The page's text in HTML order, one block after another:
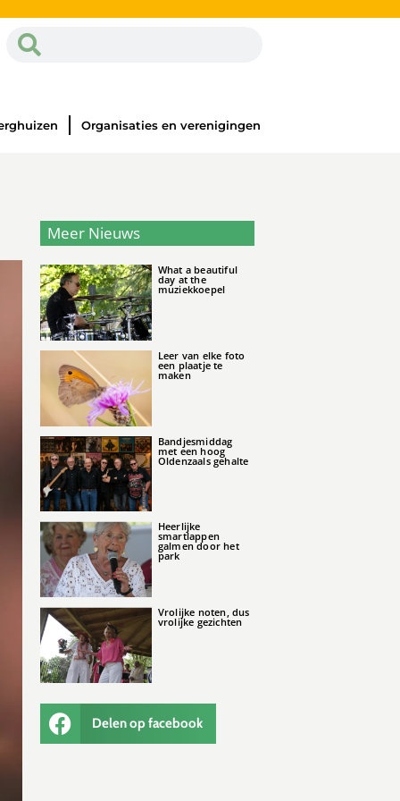
Organisaties en verenigingen
Meer Nieuws
What a beautiful
day at the
muziekkoepel
Leer van elke foto
een plaatje te
maken
Bandjesmiddag
met een hoog
Oldenzaals gehalte
Heerlijke
smartlappen
galmen door het
park
Vrolijke noten, dus
vrolijke gezichten
Delen op facebook